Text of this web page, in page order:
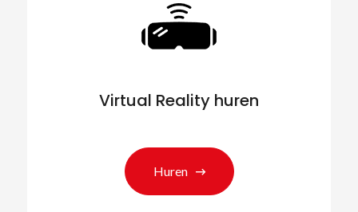
Virtual Reality huren
Huren